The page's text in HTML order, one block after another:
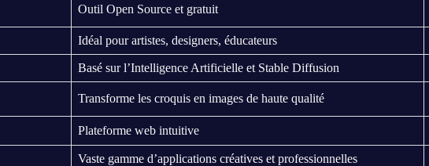
Outil Open Source et gratuit
Idéal pour artistes, designers, éducateurs
Basé sur l’Intelligence Artificielle et Stable Diffusion
Transforme les croquis en images de haute qualité
Plateforme web intuitive
Vaste gamme d’applications créatives et professionnelles